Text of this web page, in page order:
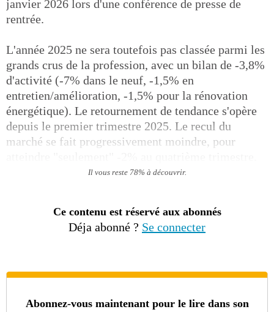
janvier 2026 lors d'une conférence de presse de
rentrée.
L'année 2025 ne sera toutefois pas classée parmi les
grands crus de la profession, avec un bilan de -3,8%
d'activité (-7% dans le neuf, -1,5% en
entretien/amélioration, -1,5% pour la rénovation
énergétique). Le retournement de tendance s'opère
depuis le premier trimestre 2025. Le recul du
marché se fait progressivement moindre, pour
Il vous reste 78% à découvrir.
Ce contenu est réservé aux abonnés
Déja abonné ? Se connecter
Abonnez-vous maintenant pour le lire dans son